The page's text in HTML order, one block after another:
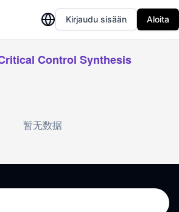
Kirjaudu sisään Aloita
Control Synthesis
暂无数据